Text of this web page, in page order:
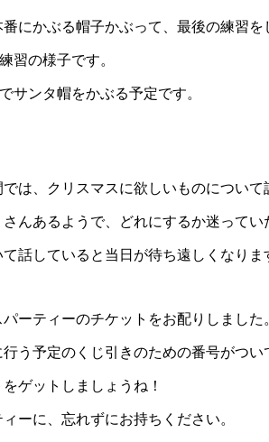
にかぶる帽子かぶって、最後の練習を
習の様子です。
サンタ帽をかぶる予定です。
は、クリスマスに欲しいものについて
んあるようで、どれにするか迷ってい
話していると当日が待ち遠しくなりま
ーティーのチケットをお配りしました
う予定のくじ引きのための番号がつい
ゲットしましょうね！
ーに、忘れずにお持ちください。